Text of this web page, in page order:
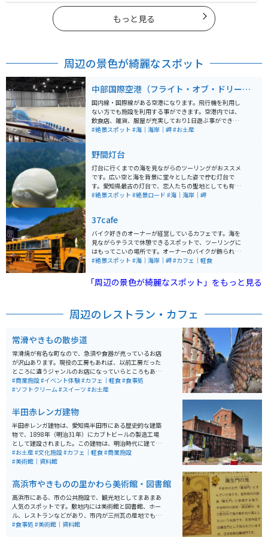
もっと見る
周辺の景色が綺麗なスポット
中部国際空港（フライト・オブ・ドリーム
ズ）
国内線・国際線がある空港になります。飛行機を利用し
ない方でも施設を利用する事ができます。空港内では、
飲食店、雑貨、服屋が充実しており1日遊ぶ事ができま
す。テラスで飛行機を見る事ができるので写真撮影で訪
中にはBoeing787の実機が展示されています。コックピ
ットの見学はもちろん、実機が展示されていることを生
かして車輪やエンジンなど飛行機を３６０度じっくりと
見ることができ、乗り物好きにはたまらない施設です。
また、飛行機のそばには広いキッズパークが併設されて
のテラスからも飛行機を眺めながらひと時を過ごすこと
ができます。行き帰りの道は、中部国際空港は海上空港
のため潮風が気持ちよく感じられます。
#絶景スポット #海｜海岸｜岬#お土産
野間灯台
灯台に行くまでの海を見ながらのツーリングがおススメ
です。広い空と海を背景に堂々とした姿で佇む灯台で
す。愛知県最古の灯台で、恋人たちの聖地としても有名
です。天気のいい日はライダーの皆さんがたくさん灯台
#絶景スポット #絶景ロード #海｜海岸｜岬
37cafe
バイク好きのオーナーが経営しているカフェです。海を
見ながらテラスで休憩できるスポットで、ツーリングに
はもってこいの場所です。オーナーのバイクが飾られて
いたり、ライダーが多く集まる場所です。周辺もツーリ
スメ地域です。
#絶景スポット #海｜海岸｜岬#カフェ｜軽食
「周辺の景色が綺麗なスポット」をもっと見る
周辺のレストラン・カフェ
常滑やきもの散歩道
常滑焼が有名な町なので、急須や食器が売っているお店
が沢山あります。現役の工房もあれば、以前工房だった
ところに違うジャンルのお店になっていらところもあ
り、食べ歩きしながらぶらぶら散歩を楽しめます。街の
あちこちに常滑焼を使ったカバーや道があり、見ていて
路が書いてあるので、地図がなくても大丈夫です。
#商業施設#イベント体験#カフェ｜軽食#食事処
#ソフトクリーム#スイーツ #お土産
半田赤レンガ建物
半田赤レンガ建物は、愛知県半田市にある歴史的な建築
物で、1898年（明治31年）にカブトビールの製造工場
として建設されました。この建物は、明治時代に建てら
れた日本で数少ないレンガ建造物の一つであり、国内屈
指の規模を誇ります。設計は、明治建築界の三巨頭の一
アホール、ショップなどが入る文化遺産として、明治、
大正の頃のビールが再現販売されています。また、その
美しいレンガ造りの外観は、半田市の象徴的存在として
も知られ、イベントや講座なども開催されています。戦
争の時の銃弾の跡も残っており、様々な時を越えて、今
も残る建築物は一度は訪れる価値があります。
#お土産#文化施設#カフェ｜軽食#商業施設
#美術館｜資料館
高浜市やきものの里かわら美術館・図書館
高浜市にある、市の公共施設で、観光地としてまあまあ
人気のスポットです。敷地内には美術館と図書館、ホー
ル、レストランなどがあり、市内が三州瓦の産地でもあ
ることから、瓦に特化した美術館になっています。 特に
#食事処 #美術館｜資料館